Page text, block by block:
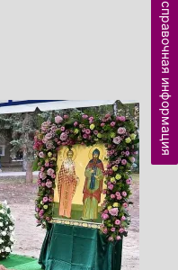
справочная информация